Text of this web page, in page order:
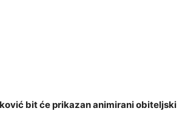
bit će prikazan animirani obiteljski